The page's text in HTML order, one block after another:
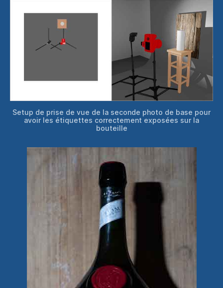
Setup de prise de vue de la seconde photo de base pour
avoir les étiquettes correctement exposées sur la
bouteille